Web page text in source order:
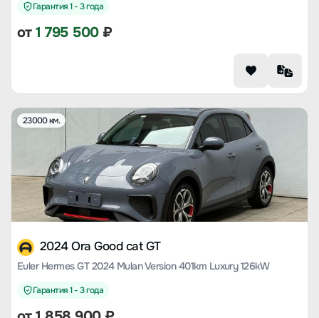
Гарантия 1 - 3 года
от1 795 500₽
23000 км.
2024 Ora Good cat GT
Euler Hermes GT 2024 Mulan Version 401km Luxury 126kW
Гарантия 1 - 3 года